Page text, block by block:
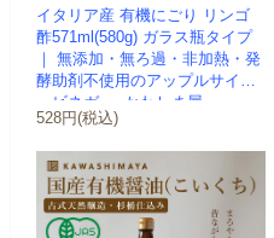
イタリア産 有機にごり リンゴ
酢571ml(580g) ガラス瓶タイプ
｜ 無添加・無ろ過・非加熱・発
酵助剤不使用のアップルサイダ
ービネガー -かわしま屋-
528円(税込)